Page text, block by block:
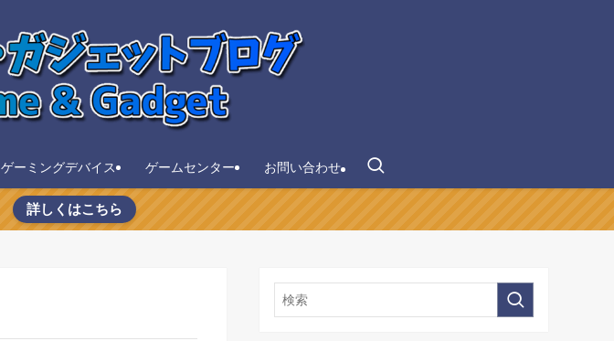
ゲーミングデバイス ゲームセンター お問い合わせ
詳しくはこちら